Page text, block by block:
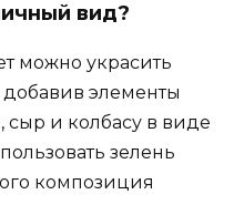
вид?
можно украсить
элементы
сыр и колбасу в виде
зелень
композиция